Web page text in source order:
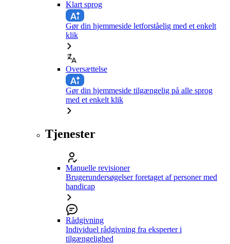
Klart sprog
Gør din hjemmeside letforståelig med et enkelt
klik
Oversættelse
Gør din hjemmeside tilgængelig på alle sprog
med et enkelt klik
Tjenester
Manuelle revisioner
Brugerundersøgelser foretaget af personer med
handicap
Rådgivning
Individuel rådgivning fra eksperter i
tilgængelighed